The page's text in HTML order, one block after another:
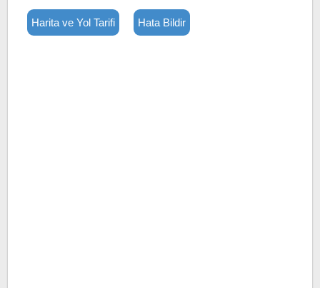
Harita ve Yol Tarifi Hata Bildir